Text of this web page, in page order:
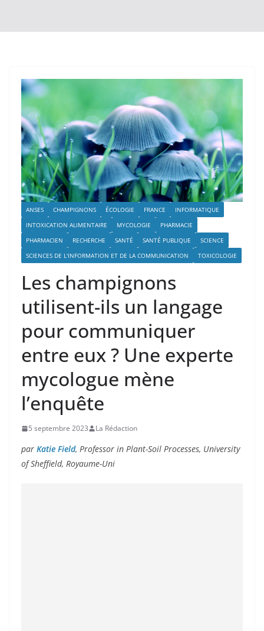
ANSES CHAMPIGNONS ÉCOLOGIE FRANCE
INFORMATIQUE
INTOXICATION ALIMENTAIRE
MYCOLOGIE
PHARMACIE
PHARMACIEN
RECHERCHE SANTÉ SANTÉ PUBLIQUE
SCIENCE
SCIENCES DE L'INFORMATION ET DE LA COMMUNICATION
TOXICOLOGIE
Les champignons
utilisent-ils un langage
pour communiquer
entre eux ? Une experte
mycologue mène
l’enquête
5 septembre 2023 La Rédaction
par Katie Field, Professor in Plant-Soil Processes, University
of Sheffield, Royaume-Uni